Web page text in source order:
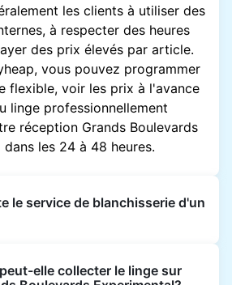
les clients à utiliser des
à respecter des heures
des prix élevés par article.
vous pouvez programmer
flexible, voir les prix à l'avance
linge professionnellement
réception Grands Boulevards
dans les 24 à 48 heures.
le service de blanchisserie d'un
et du vêtement et
elle collecter le linge sur